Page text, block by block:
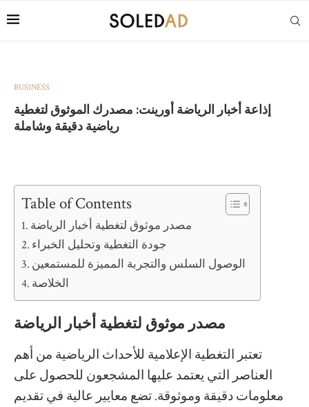
BUSINESS
إذاعة أخبار الرياضة أورينت: مصدرك الموثوق لتغطية
رياضية دقيقة وشاملة
Table of Contents
مصدر موثوق لتغطية أخبار الرياضة
جودة التغطية وتحليل الخبراء
الوصول السلس والتجربة المميزة للمستمعين
الخلاصة
مصدر موثوق لتغطية أخبار الرياضة
تعتبر التغطية الإعلامية للأحداث الرياضية من أهم
العناصر التي يعتمد عليها المشجعون للحصول على
معلومات دقيقة وموثوقة. تضع معايير عالية في تقديم